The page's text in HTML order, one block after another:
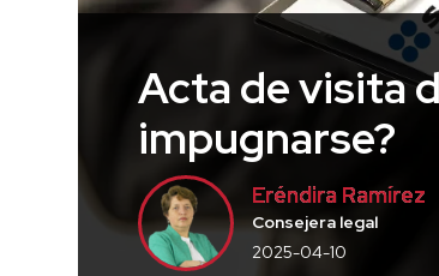
Acta de visita
impugnarse?
Eréndira Ramírez
Consejera legal
2025-04-10